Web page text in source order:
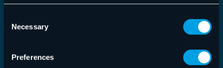
Selection
Necessary
Preferences